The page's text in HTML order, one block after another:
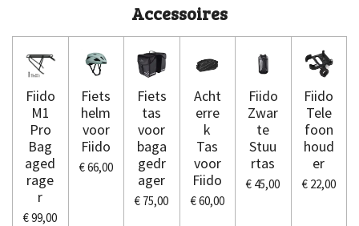
Accessoires
Fiido
M1
Pro
Bag
aged
rage
r
€ 99,00
Fiets
helm
voor
Fiido
€ 66,00
Fiets
tas
voor
baga
gedr
ager
€ 75,00
Acht
erre
k
Tas
voor
Fiido
€ 60,00
Fiido
Zwar
te
Stuu
rtas
€ 45,00
Fiido
Tele
foon
houd
er
€ 22,00